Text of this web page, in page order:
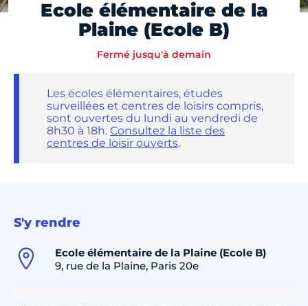
Ecole élémentaire de la
Plaine (Ecole B)
Fermé jusqu'à demain
Les écoles élémentaires, études
surveillées et centres de loisirs compris,
sont ouvertes du lundi au vendredi de
8h30 à 18h. Consultez la liste des
centres de loisir ouverts.
S'y rendre
Ecole élémentaire de la Plaine (Ecole B)
9, rue de la Plaine, Paris 20e